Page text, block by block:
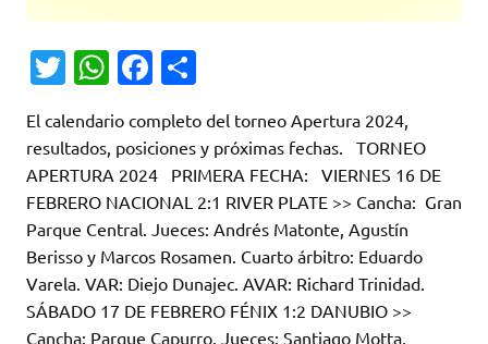
T
it
te
r
W
at
s
A
p
p
Fa
e
b
o
o
k
m
p
ar
ti
r
El calendario completo del torneo Apertura 2024,
resultados, posiciones y próximas fechas. TORNEO
APERTURA 2024 PRIMERA FECHA: VIERNES 16 DE
FEBRERO NACIONAL 2:1 RIVER PLATE >> Cancha: Gran
Parque Central. Jueces: Andrés Matonte, Agustín
Berisso y Marcos Rosamen. Cuarto árbitro: Eduardo
Varela. VAR: Diejo Dunajec. AVAR: Richard Trinidad.
SÁBADO 17 DE FEBRERO FÉNIX 1:2 DANUBIO >>
Cancha: Parque Capurro. Jueces: Santiago Motta,